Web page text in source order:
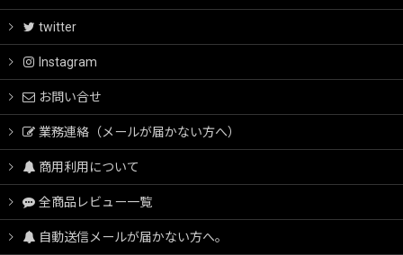
twitter
Instagram
お問い合せ
業務連絡（メールが届かない方へ）
商用利用について
全商品レビュー一覧
自動送信メールが届かない方へ。